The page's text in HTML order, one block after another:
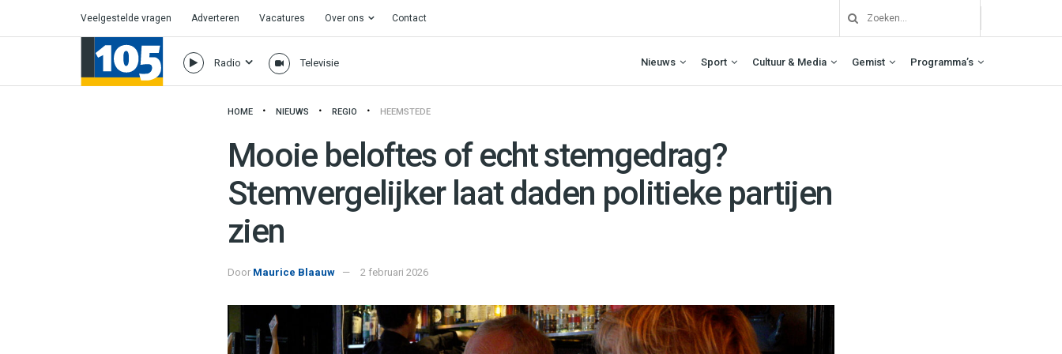
Veelgestelde vragen Adverteren Vacatures Over ons Contact
Radio Televisie Nieuws Sport Cultuur & Media Gemist Programma’s
HOME NIEUWS REGIO HEEMSTEDE
Mooie beloftes of echt stemgedrag?
Stemvergelijker laat daden politieke partijen
zien
Door Maurice Blaauw 2 februari 2026